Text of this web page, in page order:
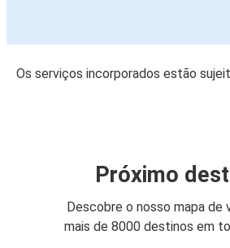
Os serviços incorporados estão
Próximo
Descobre o nosso mapa de
mais de 8000 destinos em